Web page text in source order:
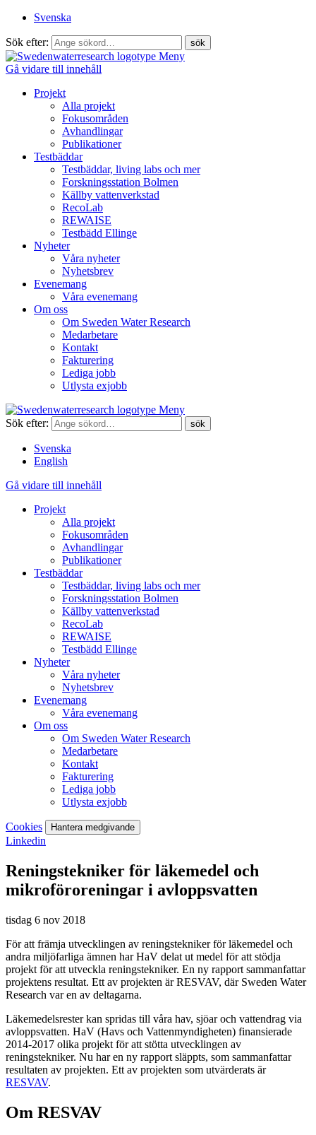
Svenska
Sök efter:
Meny
Gå vidare till innehåll
Projekt
Alla projekt
Fokusområden
Avhandlingar
Publikationer
Testbäddar
Testbäddar, living labs och mer
Forskningsstation Bolmen
Källby vattenverkstad
RecoLab
REWAISE
Testbädd Ellinge
Nyheter
Våra nyheter
Nyhetsbrev
Evenemang
Våra evenemang
Om oss
Om Sweden Water Research
Medarbetare
Kontakt
Fakturering
Lediga jobb
Utlysta exjobb
Meny
Sök efter:
Svenska
English
Gå vidare till innehåll
Projekt
Alla projekt
Fokusområden
Avhandlingar
Publikationer
Testbäddar
Testbäddar, living labs och mer
Forskningsstation Bolmen
Källby vattenverkstad
RecoLab
REWAISE
Testbädd Ellinge
Nyheter
Våra nyheter
Nyhetsbrev
Evenemang
Våra evenemang
Om oss
Om Sweden Water Research
Medarbetare
Kontakt
Fakturering
Lediga jobb
Utlysta exjobb
Cookies Hantera medgivande
Linkedin
Reningstekniker för läkemedel och
mikroföroreningar i avloppsvatten
tisdag 6 nov 2018
För att främja utvecklingen av reningstekniker för läkemedel och
andra miljöfarliga ämnen har HaV delat ut medel för att stödja
projekt för att utveckla reningstekniker. En ny rapport sammanfattar
projektens resultat. Ett av projekten är RESVAV, där Sweden Water
Research var en av deltagarna.
Läkemedelsrester kan spridas till våra hav, sjöar och vattendrag via
avloppsvatten. HaV (Havs och Vattenmyndigheten) finansierade
2014-2017 olika projekt för att stötta utvecklingen av
reningstekniker. Nu har en ny rapport släppts, som sammanfattar
resultaten av projekten. Ett av projekten som utvärderats är
RESVAV.
Om RESVAV